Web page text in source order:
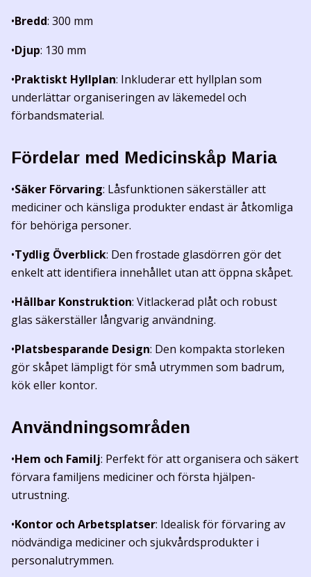
•Bredd: 300 mm
•Djup: 130 mm
•Praktiskt Hyllplan: Inkluderar ett hyllplan som
underlättar organiseringen av läkemedel och
förbandsmaterial.
Fördelar med Medicinskåp Maria
•Säker Förvaring: Låsfunktionen säkerställer att
mediciner och känsliga produkter endast är åtkomliga
för behöriga personer.
•Tydlig Överblick: Den frostade glasdörren gör det
enkelt att identifiera innehållet utan att öppna skåpet.
•Hållbar Konstruktion: Vitlackerad plåt och robust
glas säkerställer långvarig användning.
•Platsbesparande Design: Den kompakta storleken
gör skåpet lämpligt för små utrymmen som badrum,
kök eller kontor.
Användningsområden
•Hem och Familj: Perfekt för att organisera och säkert
förvara familjens mediciner och första hjälpen-
utrustning.
•Kontor och Arbetsplatser: Idealisk för förvaring av
nödvändiga mediciner och sjukvårdsprodukter i
personalutrymmen.